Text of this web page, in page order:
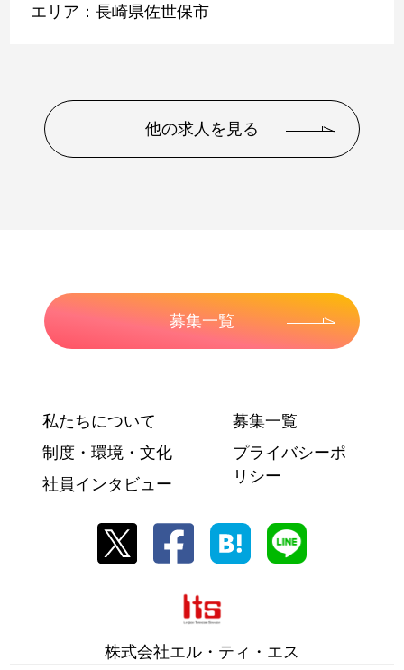
エリア：長崎県佐世保市
他の求人を見る
募集一覧
私たちについて
制度・環境・文化
社員インタビュー
募集一覧
プライバシーポ
リシー
株式会社エル・ティ・エス